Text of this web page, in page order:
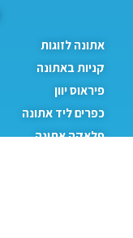
אתונה לזוגות
קניות באתונה
פיראוס יוון
כפרים ליד אתונה
פלאקה אתונה